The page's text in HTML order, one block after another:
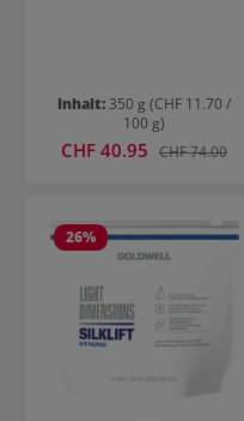
Inhalt: 350 g (CHF 11.70 /
100 g)
Verkaufspreis:
CHF 40.95 Regulärer
CHF 74.00
26%